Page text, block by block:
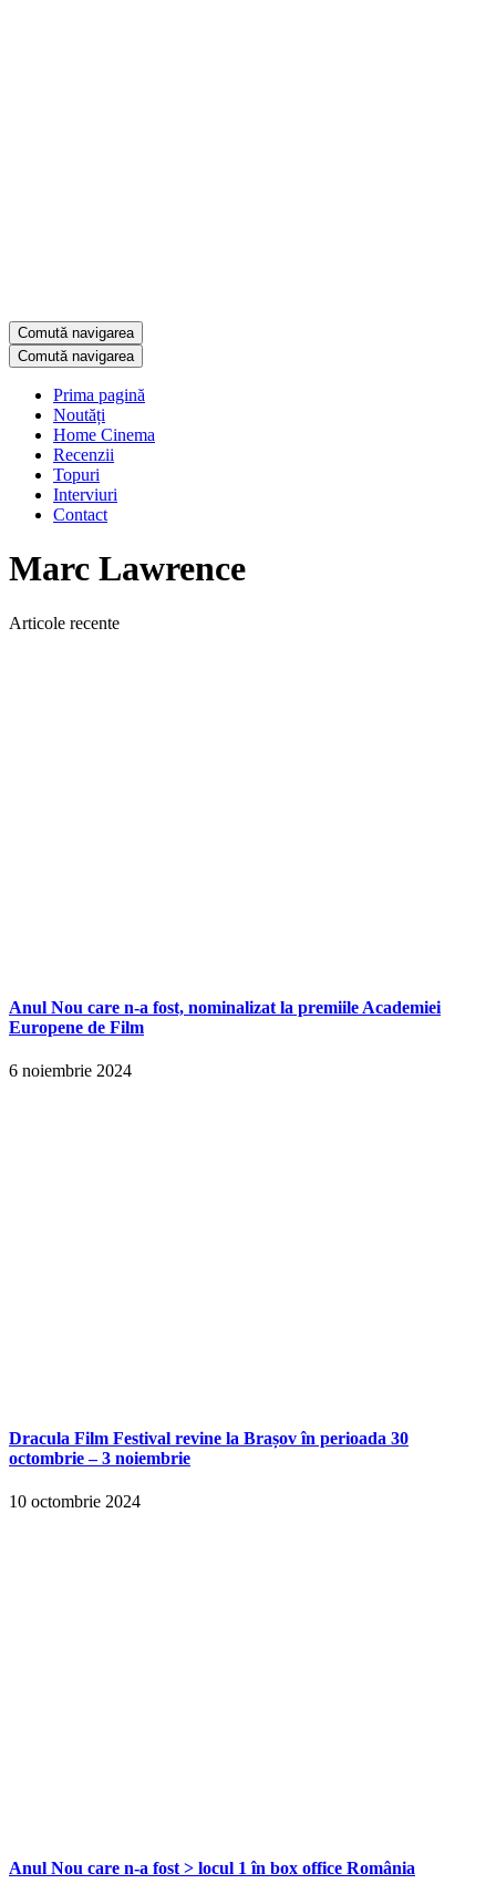
Comută navigarea
Comută navigarea
Prima pagină
Noutăți
Home Cinema
Recenzii
Topuri
Interviuri
Contact
Marc Lawrence
Articole recente
Anul Nou care n-a fost, nominalizat la premiile Academiei
Europene de Film
6 noiembrie 2024
Dracula Film Festival revine la Brașov în perioada 30
octombrie – 3 noiembrie
10 octombrie 2024
Anul Nou care n-a fost > locul 1 în box office România